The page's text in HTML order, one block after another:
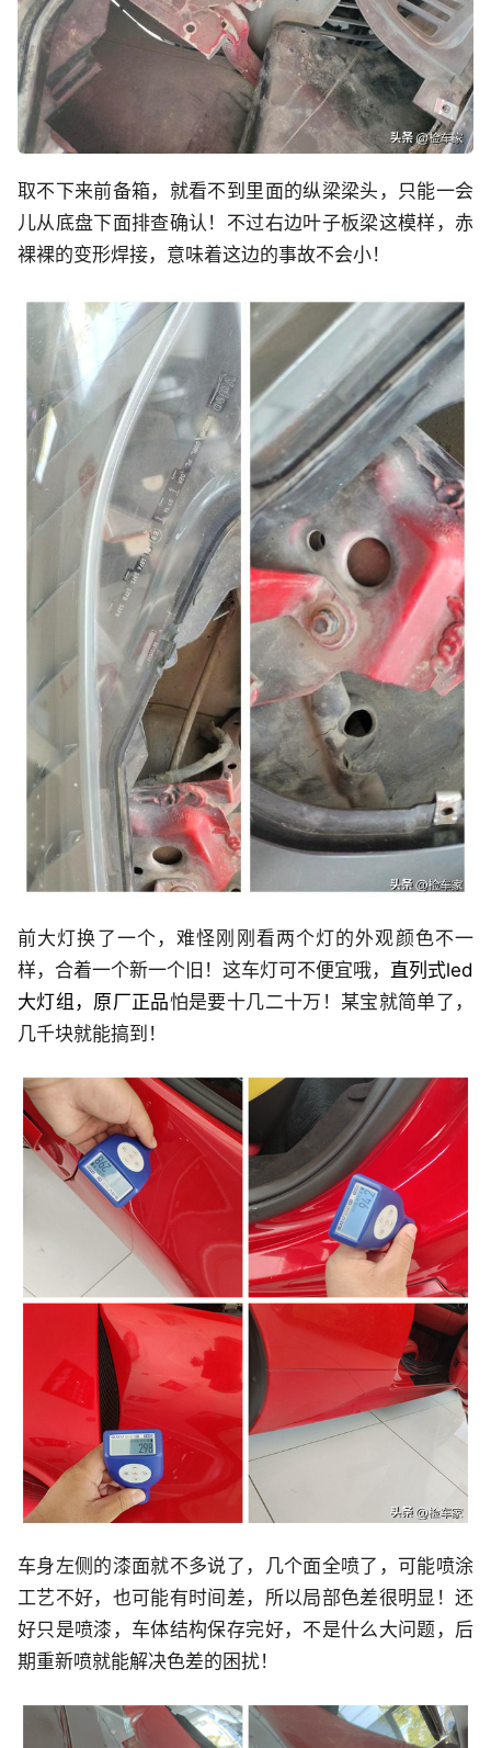
取不下来前备箱，就看不到里面的纵梁梁头，只能一会
儿从底盘下面排查确认！不过右边叶子板梁这模样，赤
裸裸的变形焊接，意味着这边的事故不会小！
前大灯换了一个，难怪刚刚看两个灯的外观颜色不一
样，合着一个新一个旧！这车灯可不便宜哦， 直列式led
大灯组，原厂正品怕是要十几二十万！某宝就简单了，
几千块就能搞到！
车身左侧的漆面就不多说了，几个面全喷了，可能喷涂
工艺不好，也可能有时间差，所以局部色差很明显！还
好只是喷漆，车体结构保存完好，不是什么大问题，后
期重新喷就能解决色差的困扰！